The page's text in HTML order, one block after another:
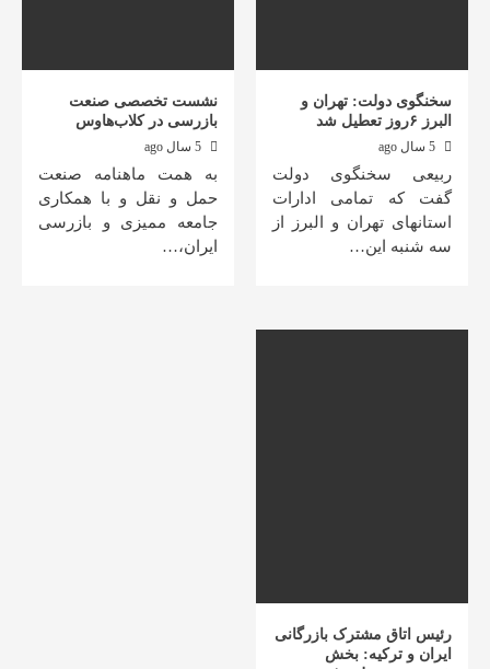
سخنگوی دولت: تهران‌ و
البرز ۶روز تعطیل شد
ربیعی سخنگوی دولت
گفت که تمامی ادارات
استانهای تهران و البرز از
سه شنبه این…
نشست تخصصی صنعت
بازرسی در کلاب‌هاوس
به همت ماهنامه صنعت
حمل و نقل و با همکاری
جامعه ممیزی و بازرسی
ایران،…
رئیس اتاق مشترک بازرگانی
ایران و ترکیه: بخش